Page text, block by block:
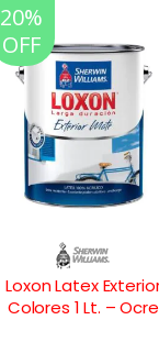
20%
OFF
35%
OFF
Frentes Xp
Impermeabilizante